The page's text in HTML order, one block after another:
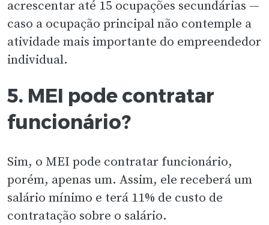
acrescentar até 15 ocupações secundárias —
caso a ocupação principal não contemple a
atividade mais importante do empreendedor
individual.
5. MEI pode contratar
funcionário?
Sim, o MEI pode contratar funcionário,
porém, apenas um. Assim, ele receberá um
salário mínimo e terá 11% de custo de
contratação sobre o salário.